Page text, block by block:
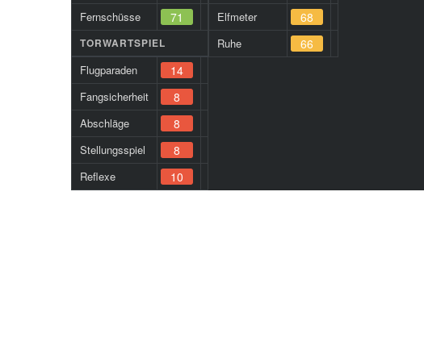
Fernschüsse 71
TORWARTSPIEL
Flugparaden 14
Fangsicherheit 8
Abschläge 8
Stellungsspiel 8
Reflexe 10
Elfmeter 68
Ruhe 66